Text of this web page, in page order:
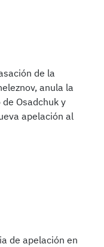
de la
anula la
Osadchuk y
apelación al
de apelación en